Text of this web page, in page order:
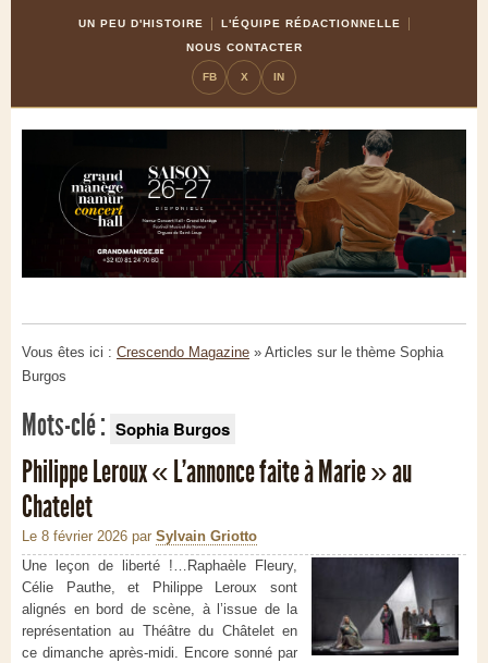
UN PEU D'HISTOIRE
L'ÉQUIPE RÉDACTIONNELLE
NOUS CONTACTER
FB X IN
Vous êtes ici : Crescendo Magazine » Articles sur le thème Sophia
Burgos
Mots-clé : Sophia Burgos
Philippe Leroux « L’annonce faite à Marie » au
Chatelet
Le 8 février 2026 par Sylvain Griotto
Une leçon de liberté !…Raphaèle Fleury,
Célie Pauthe, et Philippe Leroux sont
alignés en bord de scène, à l’issue de la
représentation au Théâtre du Châtelet en
ce dimanche après-midi. Encore sonné par